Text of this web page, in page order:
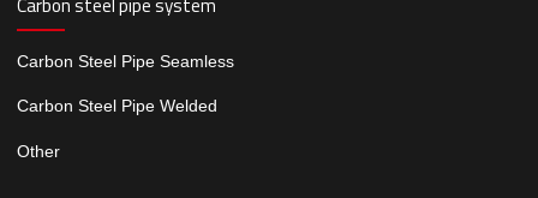
Carbon Steel Pipe Seamless
Carbon Steel Pipe Welded
Other